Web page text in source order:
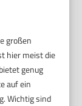
großen
hier meist die
genug
auf ein
Wichtig sind